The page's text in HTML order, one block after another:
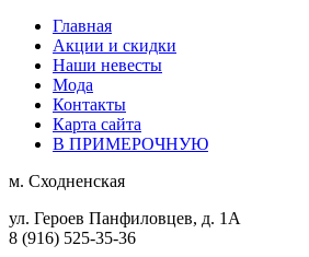
Главная
Акции и скидки
Наши невесты
Мода
Контакты
Карта сайта
В ПРИМЕРОЧНУЮ
м. Сходненская
ул. Героев Панфиловцев, д. 1А
8 (916) 525-35-36